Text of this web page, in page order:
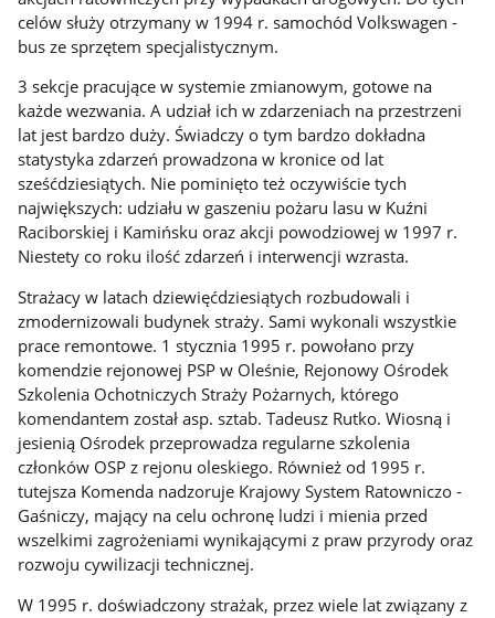
celów służy otrzymany w 1994 r. samochód Volkswagen -
bus ze sprzętem specjalistycznym.
3 sekcje pracujące w systemie zmianowym, gotowe na
każde wezwania. A udział ich w zdarzeniach na przestrzeni
lat jest bardzo duży. Świadczy o tym bardzo dokładna
statystyka zdarzeń prowadzona w kronice od lat
sześćdziesiątych. Nie pominięto też oczywiście tych
największych: udziału w gaszeniu pożaru lasu w Kuźni
Raciborskiej i Kamińsku oraz akcji powodziowej w 1997 r.
Niestety co roku ilość zdarzeń i interwencji wzrasta.
Strażacy w latach dziewięćdziesiątych rozbudowali i
zmodernizowali budynek straży. Sami wykonali wszystkie
prace remontowe. 1 stycznia 1995 r. powołano przy
komendzie rejonowej PSP w Oleśnie, Rejonowy Ośrodek
Szkolenia Ochotniczych Straży Pożarnych, którego
komendantem został asp. sztab. Tadeusz Rutko. Wiosną i
jesienią Ośrodek przeprowadza regularne szkolenia
członków OSP z rejonu oleskiego. Również od 1995 r.
tutejsza Komenda nadzoruje Krajowy System Ratowniczo -
Gaśniczy, mający na celu ochronę ludzi i mienia przed
wszelkimi zagrożeniami wynikającymi z praw przyrody oraz
rozwoju cywilizacji technicznej.
W 1995 r. doświadczony strażak, przez wiele lat związany z